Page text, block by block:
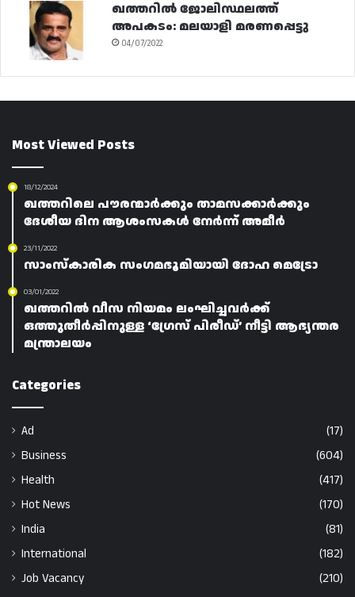
ഖത്തറിൽ ജോലിസ്ഥലത്ത്
അപകടം: മലയാളി മരണപ്പെട്ടു
04/07/2022
Most Viewed Posts
18/12/2024
ഖത്തറിലെ പൗരന്മാർക്കും താമസക്കാർക്കും
ദേശീയ ദിന ആശംസകൾ നേർന്ന് അമീർ
23/11/2022
സാംസ്കാരിക സംഗമഭൂമിയായി ദോഹ മെട്രോ
03/01/2022
ഖത്തറിൽ വീസ നിയമം ലംഘിച്ചവർക്ക്
ഒത്തുതീർപ്പിനുള്ള ‘ഗ്രേസ് പിരീഡ്’ നീട്ടി ആഭ്യന്തര
മന്ത്രാലയം
Categories
Ad
(17)
Business
(604)
Health
(417)
Hot News
(170)
India
(81)
International
(182)
Job Vacancy
(210)